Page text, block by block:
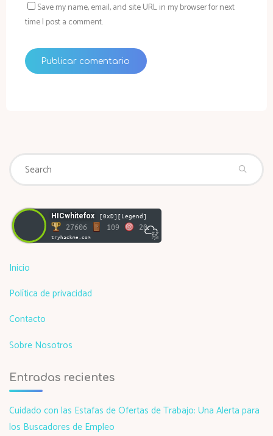
Save my name, email, and site URL in my browser for next
time I post a comment.
Search
HICwhitefox [0xD][Legend]
27606 109 20
tryhackme.com
Inicio
Política de privacidad
Contacto
Sobre Nosotros
Entradas recientes
Cuidado con las Estafas de Ofertas de Trabajo: Una Alerta para
los Buscadores de Empleo